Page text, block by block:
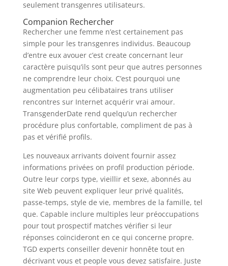
seulement transgenres utilisateurs.
Companion Rechercher
Rechercher une femme n’est certainement pas
simple pour les transgenres individus. Beaucoup
d’entre eux avouer c’est create concernant leur
caractère puisqu’ils sont peur que autres personnes
ne comprendre leur choix. C’est pourquoi une
augmentation peu célibataires trans utiliser
rencontres sur Internet acquérir vrai amour.
TransgenderDate rend quelqu’un rechercher
procédure plus confortable, compliment de pas à
pas et vérifié profils.
Les nouveaux arrivants doivent fournir assez
informations privées on profil production période.
Outre leur corps type, vieillir et sexe, abonnés au
site Web peuvent expliquer leur privé qualités,
passe-temps, style de vie, membres de la famille, tel
que. Capable inclure multiples leur préoccupations
pour tout prospectif matches vérifier si leur
réponses coïncideront en ce qui concerne propre.
TGD experts conseiller devenir honnête tout en
décrivant vous et people vous devez satisfaire. Juste